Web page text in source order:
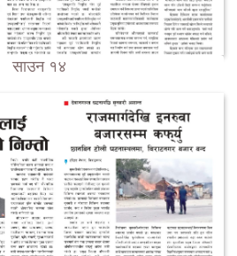
साउन १४